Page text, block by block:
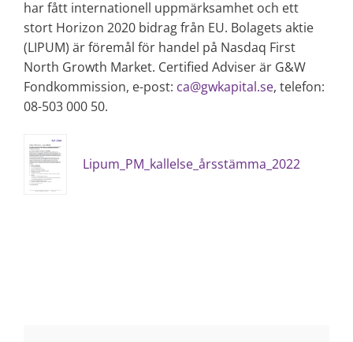
har fått internationell uppmärksamhet och ett
stort Horizon 2020 bidrag från EU. Bolagets aktie
(LIPUM) är föremål för handel på Nasdaq First
North Growth Market. Certified Adviser är G&W
Fondkommission, e-post: ca@gwkapital.se, telefon:
08-503 000 50.
Lipum_PM_kallelse_årsstämma_2022